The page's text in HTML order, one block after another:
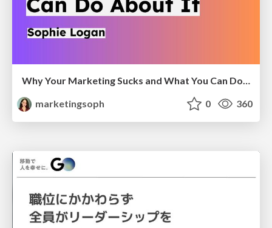
Why Your Marketing Sucks and What You Can Do About It - Sophie Logan
marketingsoph
0 360